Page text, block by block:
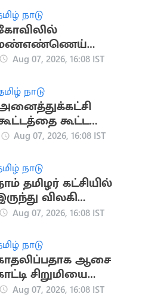
தேர்வு!
நாடு
ஊற்றி தீக்குளித்த
உயிர்
Aug 07, 2026, 16:08 IST
நாடு
கூட்ட
வேண்டும்.. சீமான்
Aug 07, 2026, 16:08 IST
நாடு
தமிழர் கட்சியில்
விலகி
தவெகவில் இணைந்த
Aug 07, 2026, 16:08 IST
நாடு
ஆசை
சிறுமியை
பலாத்காரம் செய்த
Aug 07, 2026, 16:08 IST